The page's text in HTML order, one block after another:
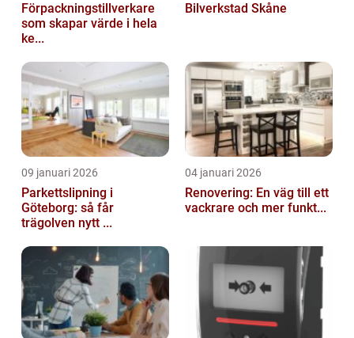
Förpackningstillverkare
som skapar värde i hela
ke...
Bilverkstad Skåne
09 januari 2026
Parkettslipning i
Göteborg: så får
trägolven nytt ...
04 januari 2026
Renovering: En väg till ett
vackrare och mer funkt...